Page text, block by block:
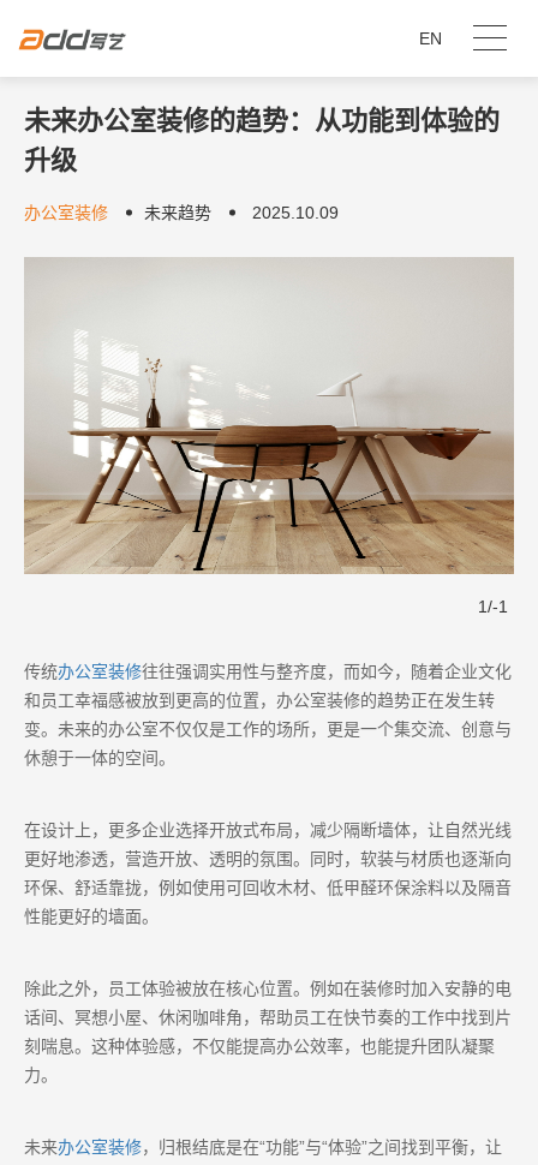
EN
未来办公室装修的趋势：从功能到体验的
升级
办公室装修 未来趋势 2025.10.09
1/-1
传统办公室装修往往强调实用性与整齐度，而如今，随着企业文化
和员工幸福感被放到更高的位置，办公室装修的趋势正在发生转
变。未来的办公室不仅仅是工作的场所，更是一个集交流、创意与
休憩于一体的空间。
在设计上，更多企业选择开放式布局，减少隔断墙体，让自然光线
更好地渗透，营造开放、透明的氛围。同时，软装与材质也逐渐向
环保、舒适靠拢，例如使用可回收木材、低甲醛环保涂料以及隔音
性能更好的墙面。
除此之外，员工体验被放在核心位置。例如在装修时加入安静的电
话间、冥想小屋、休闲咖啡角，帮助员工在快节奏的工作中找到片
刻喘息。这种体验感，不仅能提高办公效率，也能提升团队凝聚
力。
未来办公室装修，归根结底是在“功能”与“体验”之间找到平衡，让